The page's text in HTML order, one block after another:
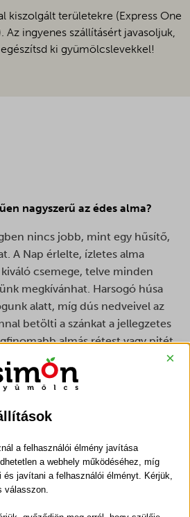
kiszolgált területekre (Express One
Az ingyenes szállításért javasoljuk,
ki gyümölcslevekkel!
nagyszerű az édes alma?
nincs jobb, mint egy hűsítő,
A Nap érlelte, ízletes alma
csemege, telve minden
megkívánhat. Harsogó húsa
alatt, míg dús nedveivel az
betölti a szánkat a jellegzetes
almás rétest vagy pitét
karaktere teszi
húsok mellé vagy
részesítjük előnyben.
1994 óta termesztünk
A gondos nevelést segíti a
mindig pontosan a fák
×
a felhasználói élmény javítása
a webhely működéséhez, míg
javítani a felhasználói élményt. Kérjük,
válasszon.